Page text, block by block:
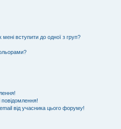
мені вступити до одної з груп?
від учасника цього форуму!